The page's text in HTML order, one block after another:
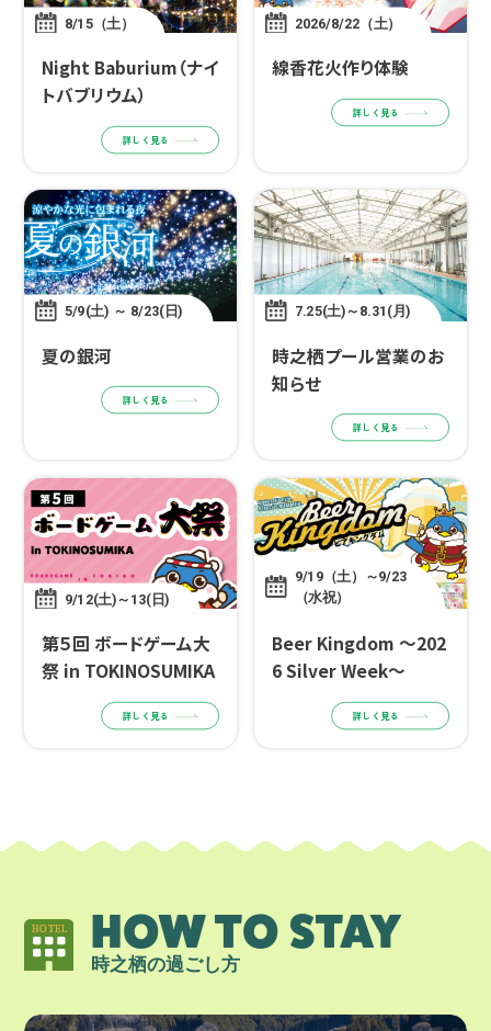
8/15（土）
Night Baburium（ナイ
トバブリウム）
詳しく見る
2026/8/22（土）
線香花火作り体験
詳しく見る
5/9(土) ～ 8/23(日)
夏の銀河
詳しく見る
7.25(土)～8.31(月)
時之栖プール営業のお
知らせ
詳しく見る
9/12(土)～13(日)
第５回 ボードゲーム大
祭 in TOKINOSUMIKA
詳しく見る
9/19（土）～9/23
（水祝）
Beer Kingdom ～202
6 Silver Week～
詳しく見る
HOW TO STAY
時之栖の過ごし方